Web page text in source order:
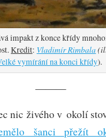
impakt z konce křídy
Kredit: Vladimír Rimbala
vymírání na konci křídy).
———
nic živého v okolí
šanci přežít